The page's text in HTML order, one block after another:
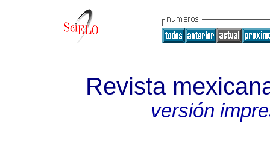
Revista
versión